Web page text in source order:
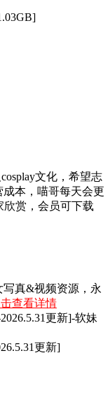
文化，希望志
本，喵哥每天会更
欣赏，会员可下载
真&视频资源，永
查看详情
更新]